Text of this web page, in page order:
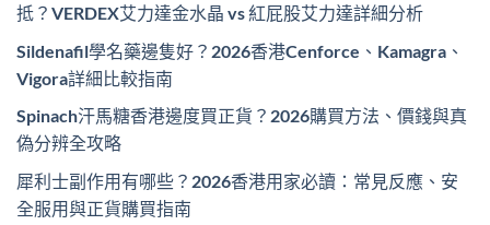
抵？VERDEX艾力達金水晶 vs 紅屁股艾力達詳細分析
Sildenafil學名藥邊隻好？2026香港Cenforce、Kamagra、
Vigora詳細比較指南
Spinach汗馬糖香港邊度買正貨？2026購買方法、價錢與真
偽分辨全攻略
犀利士副作用有哪些？2026香港用家必讀：常見反應、安
全服用與正貨購買指南